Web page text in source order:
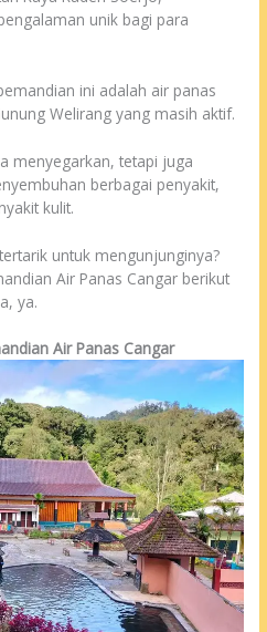
unik bagi para
ini adalah air panas
Welirang yang masih aktif.
menyegarkan, tetapi juga
berbagai penyakit,
kulit.
untuk mengunjunginya?
Air Panas Cangar berikut
ya.
Air Panas Cangar